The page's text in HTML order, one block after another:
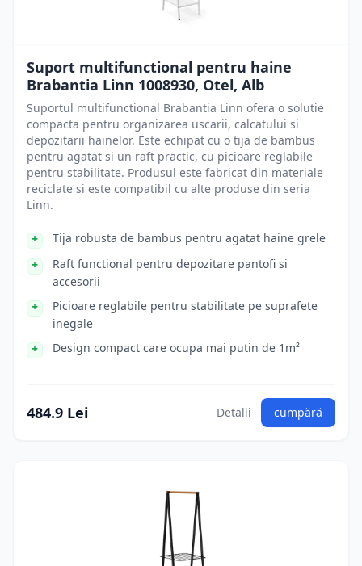
Suport multifunctional pentru haine
Brabantia Linn 1008930, Otel, Alb
Suportul multifunctional Brabantia Linn ofera o solutie
compacta pentru organizarea uscarii, calcatului si
depozitarii hainelor. Este echipat cu o tija de bambus
pentru agatat si un raft practic, cu picioare reglabile
pentru stabilitate. Produsul este fabricat din materiale
reciclate si este compatibil cu alte produse din seria
Linn.
Tija robusta de bambus pentru agatat haine grele
Raft functional pentru depozitare pantofi si
accesorii
Picioare reglabile pentru stabilitate pe suprafete
inegale
Design compact care ocupa mai putin de 1m²
484.9 Lei Detalii cumpără